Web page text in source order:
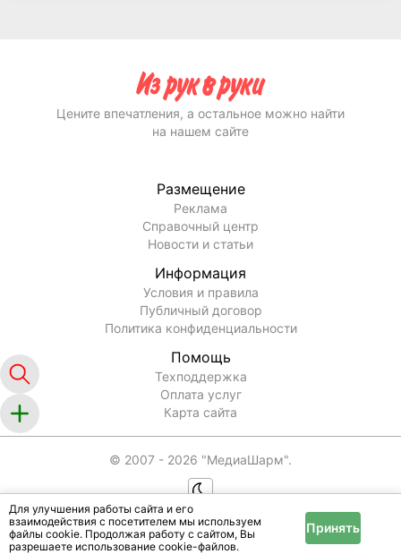
Для улучшения работы сайта и его
взаимодействия с посетителем мы используем
файлы cookie. Продолжая работу с сайтом, Вы
разрешаете использование cookie-файлов.
Принять
Цените впечатления, а остальное можно найти
на нашем сайте
Размещение
Реклама
Справочный центр
Новости и статьи
Информация
Условия и правила
Публичный договор
Политика конфиденциальности
Помощь
Техподдержка
Оплата услуг
Карта сайта
© 2007 - 2026 "МедиаШарм".